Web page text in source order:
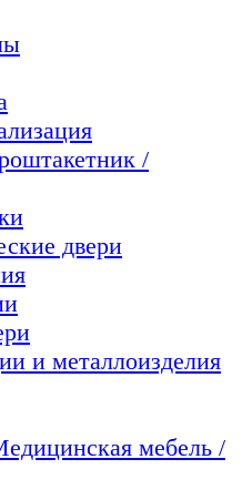
/
двери
и металлоизделия
мебель /